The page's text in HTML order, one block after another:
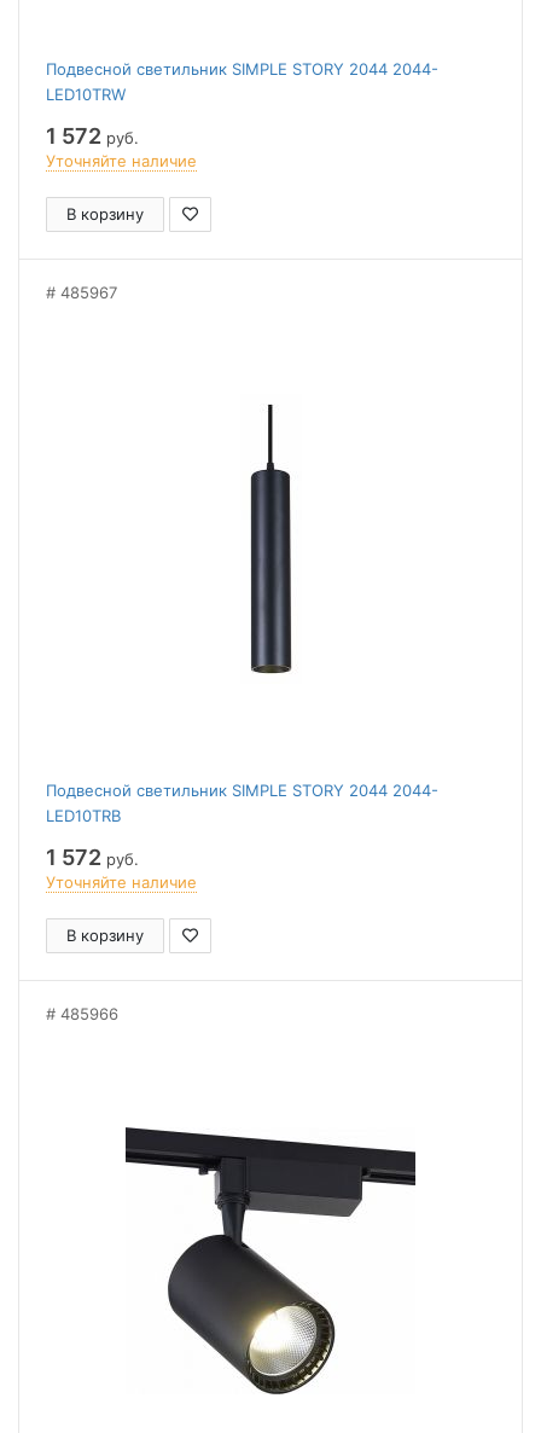
Подвесной светильник SIMPLE STORY 2044 2044-
LED10TRW
1 572 руб.
Уточняйте наличие
В корзину
485967
Подвесной светильник SIMPLE STORY 2044 2044-
LED10TRB
1 572 руб.
Уточняйте наличие
В корзину
485966